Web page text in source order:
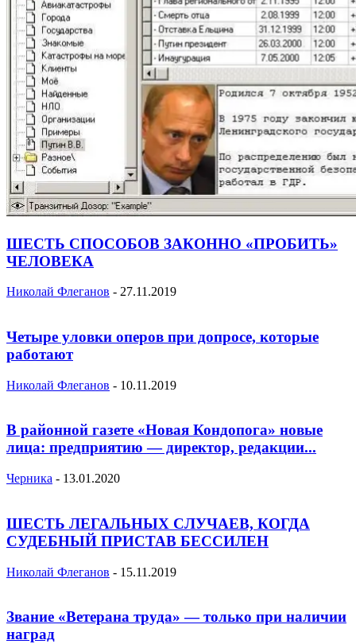
ШЕСТЬ СПОСОБОВ ЗАКОННО «ПРОБИТЬ»
ЧЕЛОВЕКА
Николай Флеганов - 27.11.2019
Четыре уловки оперов при допросе, которые
работают
Николай Флеганов - 10.11.2019
В районной газете «Новая Кондопога» новые
лица: предприятию — директор, редакции...
Черника - 13.01.2020
ШЕСТЬ ЛЕГАЛЬНЫХ СЛУЧАЕВ, КОГДА
СУДЕБНЫЙ ПРИСТАВ БЕССИЛЕН
Николай Флеганов - 15.11.2019
Звание «Ветерана труда» — только при наличии
наград